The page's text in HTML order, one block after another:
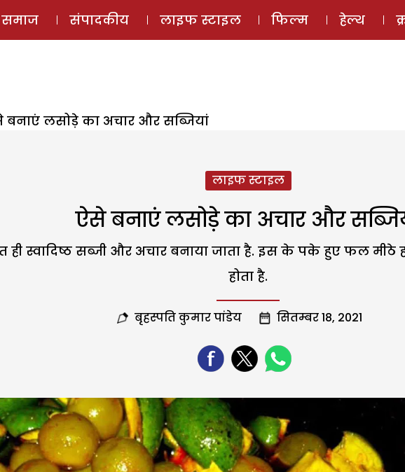
ई-मैगज़ीन
समाज संपादकीय लाइफ स्टाइल फिल्म हेल्थ
बनाएं लसोड़े का अचार और सब्जियां
लाइफ स्टाइल
ऐसे बनाएं लसोड़े का अचार और
स्वादिष्ठ सब्जी और अचार बनाया जाता है. इस के पके हुए फल
होता है.
बृहस्पति कुमार पांडेय सितम्बर 18, 2021